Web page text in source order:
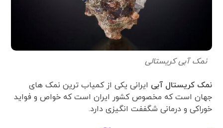
نمک آبی کریستالی
نمک کریستال آبی ایرانی یکی از کمیاب ترین نمک های
جهان است که مخصوص کشور ایران است که خواص و فواید
خوراکی و درمانی شگففت انگیزی دارد.